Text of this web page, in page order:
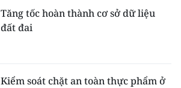
Tăng tốc hoàn thành cơ sở dữ liệu
đất đai
Kiểm soát chặt an toàn thực phẩm ở